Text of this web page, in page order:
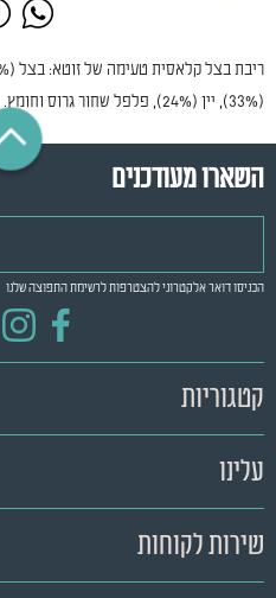
(33%), יין (24%), פלפל שחור גרוס וחומץ.
השארו מעודכנים
הכניסו דואר אלקטרוני להצטרפות לרשימת התפוצה שלנו
קטגוריות
עלינו
שירות לקוחות